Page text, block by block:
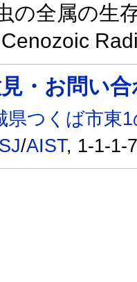
の全属の生
・お問い
県つくば市東
/AIST, 1-1-1-